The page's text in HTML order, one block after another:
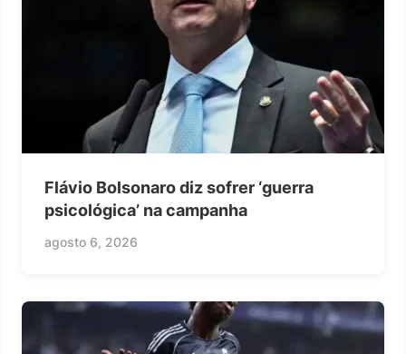
Flávio Bolsonaro diz sofrer ‘guerra
psicológica’ na campanha
agosto 6, 2026